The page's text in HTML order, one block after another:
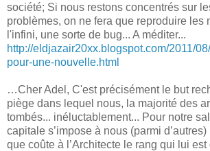
société; Si nous restons concentrés sur
problèmes, on ne fera que reproduire les
l'infini, une sorte de bug... A méditer...
http://eldjazair20xx.blogspot.com/2011/
pour-une-nouvelle.html
…Cher Adel, C'est précisément le but
piège dans lequel nous, la majorité des
tombés... inéluctablement... Pour notre
capitale s’impose à nous (parmi
que coûte à l’Architecte le rang qui lui